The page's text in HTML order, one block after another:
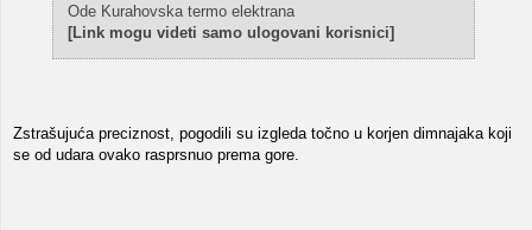
Ode Kurahovska termo elektrana
[Link mogu videti samo ulogovani korisnici]
Zstrašujuća preciznost, pogodili su izgleda točno u korjen dimnajaka koji
se od udara ovako rasprsnuo prema gore.